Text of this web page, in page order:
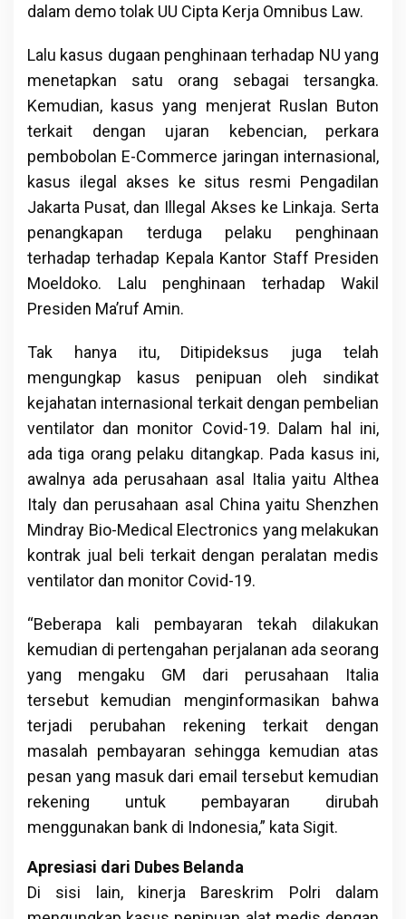
dalam demo tolak UU Cipta Kerja Omnibus Law.
Lalu kasus dugaan penghinaan terhadap NU yang
menetapkan satu orang sebagai tersangka.
Kemudian, kasus yang menjerat Ruslan Buton
terkait dengan ujaran kebencian, perkara
pembobolan E-Commerce jaringan internasional,
kasus ilegal akses ke situs resmi Pengadilan
Jakarta Pusat, dan Illegal Akses ke Linkaja. Serta
penangkapan terduga pelaku penghinaan
terhadap terhadap Kepala Kantor Staff Presiden
Moeldoko. Lalu penghinaan terhadap Wakil
Presiden Ma’ruf Amin.
Tak hanya itu, Ditipideksus juga telah
mengungkap kasus penipuan oleh sindikat
kejahatan internasional terkait dengan pembelian
ventilator dan monitor Covid-19. Dalam hal ini,
ada tiga orang pelaku ditangkap. Pada kasus ini,
awalnya ada perusahaan asal Italia yaitu Althea
Italy dan perusahaan asal China yaitu Shenzhen
Mindray Bio-Medical Electronics yang melakukan
kontrak jual beli terkait dengan peralatan medis
ventilator dan monitor Covid-19.
“Beberapa kali pembayaran tekah dilakukan
kemudian di pertengahan perjalanan ada seorang
yang mengaku GM dari perusahaan Italia
tersebut kemudian menginformasikan bahwa
terjadi perubahan rekening terkait dengan
masalah pembayaran sehingga kemudian atas
pesan yang masuk dari email tersebut kemudian
rekening untuk pembayaran dirubah
menggunakan bank di Indonesia,” kata Sigit.
Apresiasi dari Dubes Belanda
Di sisi lain, kinerja Bareskrim Polri dalam